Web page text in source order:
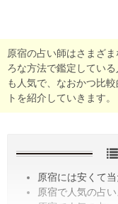
原宿の占い師はさまざ
ろな方法で鑑定してい
も人気で、なおかつ比
トを紹介していきます。
原宿には安くて
原宿で人気の占